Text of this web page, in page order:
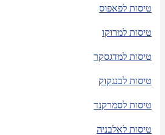
טיסות לפאפוס
טיסות למרוקו
טיסות למדגסקר
טיסות לבנגקוק
טיסות לסמרקנד
טיסות לאלבניה